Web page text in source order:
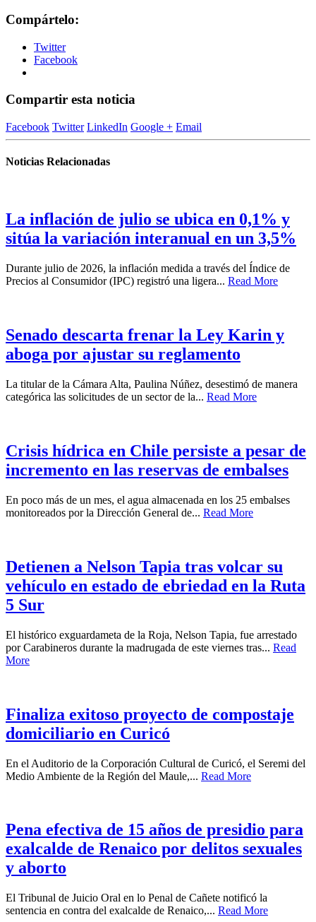
Compártelo:
Twitter
Facebook
Compartir esta noticia
Facebook Twitter LinkedIn Google + Email
Noticias Relacionadas
La inflación de julio se ubica en 0,1% y
sitúa la variación interanual en un 3,5%
Durante julio de 2026, la inflación medida a través del Índice de
Precios al Consumidor (IPC) registró una ligera... Read More
Senado descarta frenar la Ley Karin y
aboga por ajustar su reglamento
La titular de la Cámara Alta, Paulina Núñez, desestimó de manera
categórica las solicitudes de un sector de la... Read More
Crisis hídrica en Chile persiste a pesar de
incremento en las reservas de embalses
En poco más de un mes, el agua almacenada en los 25 embalses
monitoreados por la Dirección General de... Read More
Detienen a Nelson Tapia tras volcar su
vehículo en estado de ebriedad en la Ruta
5 Sur
El histórico exguardameta de la Roja, Nelson Tapia, fue arrestado
por Carabineros durante la madrugada de este viernes tras... Read
More
Finaliza exitoso proyecto de compostaje
domiciliario en Curicó
En el Auditorio de la Corporación Cultural de Curicó, el Seremi del
Medio Ambiente de la Región del Maule,... Read More
Pena efectiva de 15 años de presidio para
exalcalde de Renaico por delitos sexuales
y aborto
El Tribunal de Juicio Oral en lo Penal de Cañete notificó la
sentencia en contra del exalcalde de Renaico,... Read More